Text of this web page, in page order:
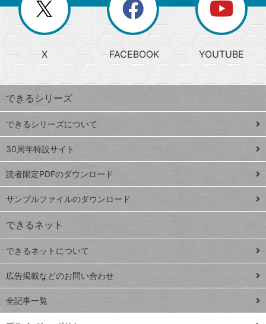
じ
る
search
検
索
上
昇
ワ
ー
ド
Google
スプレ
ッドシ
ート
iPhone
VLOOKUP
close
閉じ
る
閉
じ
る
ー
か
ら
探
す
ト
ッ
プ
ペ
ジ
連載
Excel Q&A
トイアンナ流仕
事術
X FACEBOOK YOUTUBE
できるシリーズ
できるシリーズについて
30周年特設サイト
読者限定PDFのダウンロード
サンプルファイルのダウンロード
できるネット
できるネットについて
広告掲載などのお問い合わせ
全記事一覧